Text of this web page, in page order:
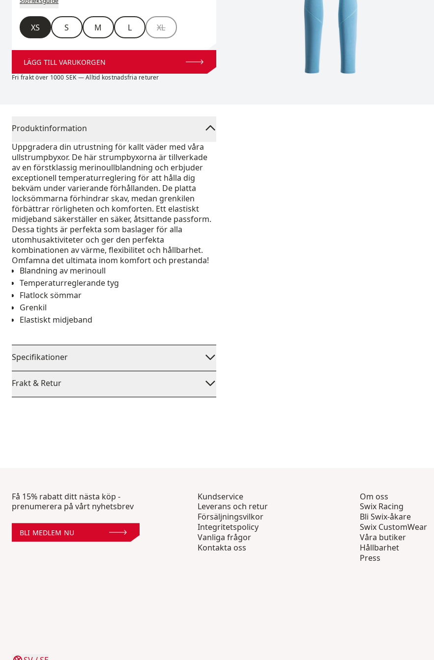
Storlek
XS S M L XL
LÄGG TILL VARUKORGEN
Fri frakt över 1000 SEK — Alltid kostnadsfria returer
Produktinformation
Uppgradera din utrustning för kallt väder med våra
ullstrumpbyxor. De här strumpbyxorna är tillverkade
av en förstklassig merinoullblandning och erbjuder
exceptionell temperaturreglering för att hålla dig
bekväm under varierande förhållanden. De platta
locksömmarna förhindrar skav, medan grenkilen
förbättrar rörligheten och komforten. Ett elastiskt
midjeband säkerställer en säker, åtsittande passform.
Dessa tights är perfekta som baslager för alla
utomhusaktiviteter och ger den perfekta
kombinationen av värme, flexibilitet och hållbarhet.
Omfamna det ultimata inom komfort och prestanda!
Blandning av merinoull
Temperaturreglerande tyg
Flatlock sömmar
Grenkil
Elastiskt midjeband
Specifikationer
Frakt & Retur
Få 15% rabatt ditt nästa köp -
prenumerera på vårt nyhetsbrev
BLI MEDLEM NU
Kundservice
Leverans och retur
Försäljningsvilkor
Integritetspolicy
Vanliga frågor
Kontakta oss
Om oss
Swix Racing
Bli Swix-åkare
Swix CustomWear
Våra butiker
Hållbarhet
Press